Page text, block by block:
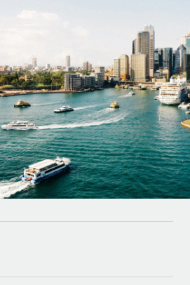
freelances partout dans le monde
complexes liées à l’emploi
flux de travail en toute simplicité
quel outil d’IA à Remote grâce à
et internationales pour les RH et la
en pleine croissance
avec des solutions RH sur
pour les grandes entreprises
disponibles et les vitesses de
freelances internationaux